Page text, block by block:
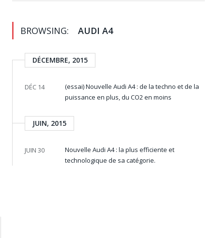
BROWSING: AUDI A4
DÉCEMBRE, 2015
DÉC 14
(essai) Nouvelle Audi A4 : de la techno et de la
puissance en plus, du CO2 en moins
JUIN, 2015
JUIN 30
Nouvelle Audi A4 : la plus efficiente et
technologique de sa catégorie.